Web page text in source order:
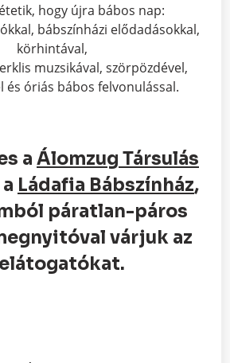
hogy újra bábos nap:
bábszínházi elődadásokkal,
körhintával,
muzsikával, szörpözdével,
és óriás bábos felvonulással.
a Álomzug Társulás
Ládafia Bábszínház,
páratlan-páros
várjuk az